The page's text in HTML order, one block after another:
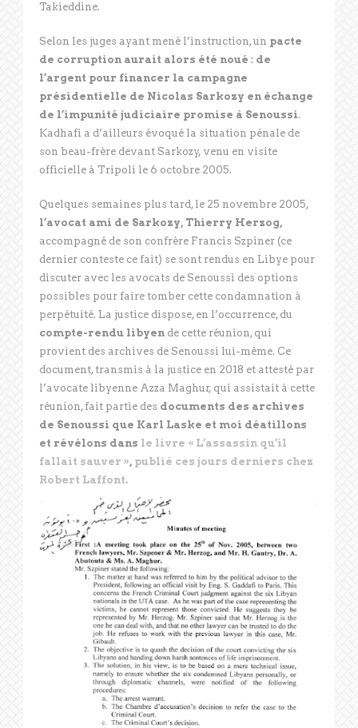
Takieddine.
Selon les juges ayant mené l’instruction, un pacte
de corruption aurait alors été noué : de
l’argent pour financer la campagne
présidentielle de Nicolas Sarkozy en échange
de l’impunité judiciaire promise à Senoussi.
Kadhafi a d’ailleurs évoqué la situation pénale de
son beau-frère devant Sarkozy, venu en visite
officielle à Tripoli le 6 octobre 2005.
Quelques semaines plus tard, le 25 novembre 2005,
l’avocat ami de Sarkozy, Thierry Herzog,
accompagné de son confrère Francis Szpiner (ce
dernier conteste ce fait) se sont rendus en Libye pour
discuter avec les avocats de Senoussi des options
possibles pour faire tomber cette condamnation à
perpétuité. La justice dispose, en l’occurrence, du
compte-rendu libyen de cette réunion, qui
provient des archives de Senoussi lui-même. Ce
document, transmis à la justice en 2018 et attesté par
l’avocate libyenne Azza Maghur, qui assistait à cette
réunion, fait partie des documents des archives
de Senoussi que Karl Laske et moi déatillons
et révélons dans le livre « L’assassin qu’il
fallait sauver », publié ces jours derniers chez
Robert Laffont.